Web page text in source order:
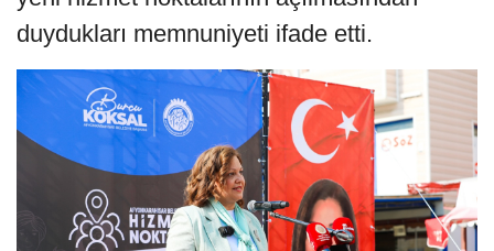
duydukları memnuniyeti ifade etti.